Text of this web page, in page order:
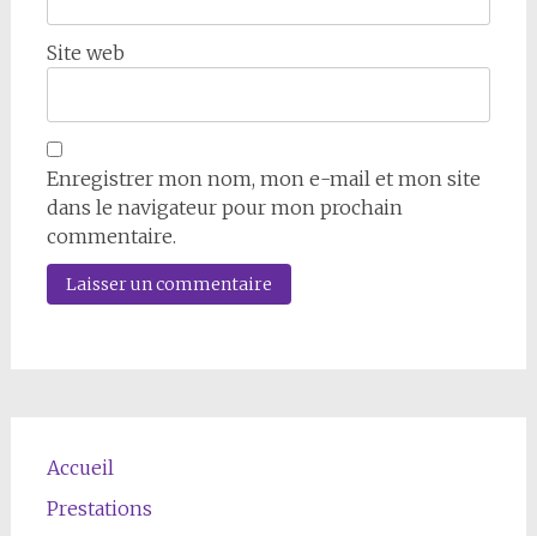
Site web
Enregistrer mon nom, mon e-mail et mon site
dans le navigateur pour mon prochain
commentaire.
Accueil
Prestations